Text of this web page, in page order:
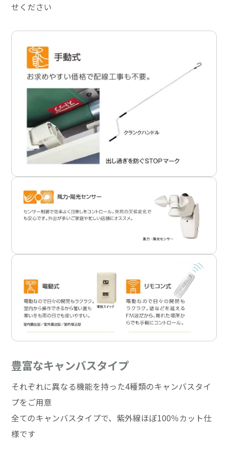
せください
豊富なキャンバスタイプ
それぞれに異なる機能を持った4種類のキャンバスタイ
プをご用意
全てのキャンバスタイプで、紫外線ほぼ100％カット仕
様です